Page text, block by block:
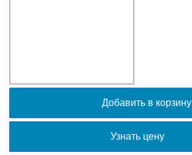
Добавить в корзину
Узнать цену